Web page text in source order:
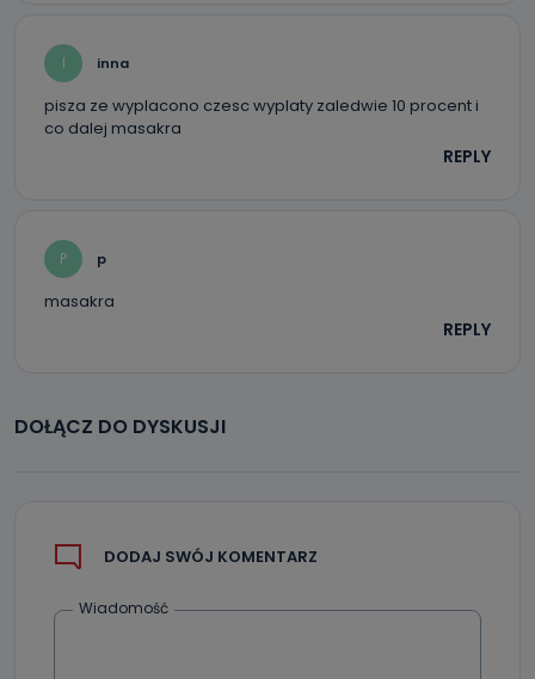
I inna
pisza ze wyplacono czesc wyplaty zaledwie 10 procent i
co dalej masakra
REPLY
P p
masakra
REPLY
DOŁĄCZ DO DYSKUSJI
DODAJ SWÓJ KOMENTARZ
Wiadomość